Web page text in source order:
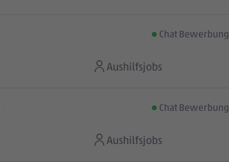
Chat Bewerbung
Aushilfsjobs
Chat Bewerbung
Aushilfsjobs